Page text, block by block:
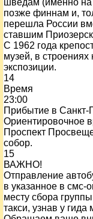
шведам (именно на
позже финнам и,
перешла России
ставшим
С 1962 года
музей, в
экспозиции.
14
Время
23:00
Прибытие в Санкт-
Ориентировочное
Проспект
собор.
15
ВАЖНО!
Отправление
в указанное в
месту сбора
такси, узнав у